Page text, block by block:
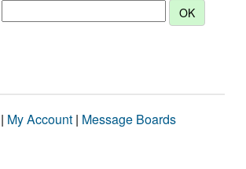
| My Account | Message Boards